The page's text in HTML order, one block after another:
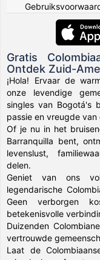
Gratis
Ontdek Zuid-
¡Hola! Ervaar de
onze levendige
singles van Bogotá's
passie en vreugde van
Of je nu in het
Barranquilla bent,
levenslust,
delen.
Geniet van ons
legendarische
Geen verborgen
betekenisvolle
Duizenden
vertrouwde
Laat de